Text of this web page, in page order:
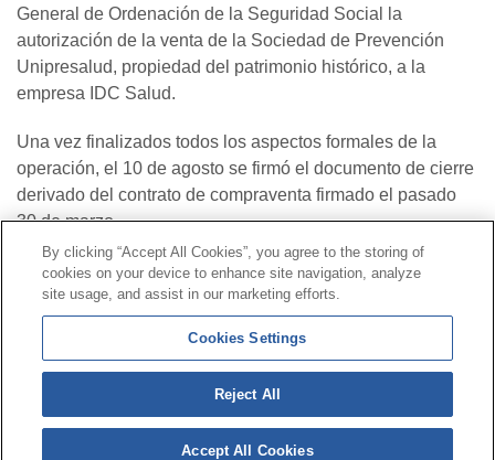
General de Ordenación de la Seguridad Social la
autorización de la venta de la Sociedad de Prevención
Unipresalud, propiedad del patrimonio histórico, a la
empresa IDC Salud.
Una vez finalizados todos los aspectos formales de la
operación, el 10 de agosto se firmó el documento de cierre
derivado del contrato de compraventa firmado el pasado
30 de marzo.
Contact|Profile of the contractor|
Line Universal 900 203 203|Private Area Special Benefits
|Private Area Health
© Mutua Universal 2026| Site map
Data protection Policy | Politics of cookies
Follow us on:
By clicking “Accept All Cookies”, you agree to the storing of
cookies on your device to enhance site navigation, analyze
site usage, and assist in our marketing efforts.
Cookies Settings
Reject All
Accept All Cookies